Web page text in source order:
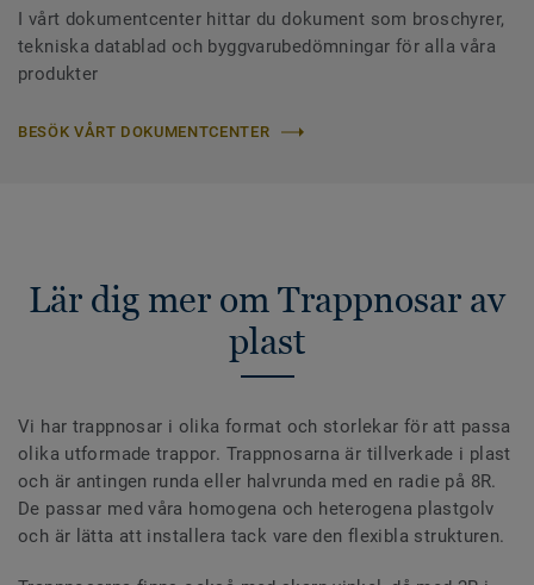
I vårt dokumentcenter hittar du dokument som broschyrer,
tekniska datablad och byggvarubedömningar för alla våra
produkter
BESÖK VÅRT DOKUMENTCENTER
Lär dig mer om Trappnosar av
plast
Vi har trappnosar i olika format och storlekar för att passa
olika utformade trappor. Trappnosarna är tillverkade i plast
och är antingen runda eller halvrunda med en radie på 8R.
De passar med våra homogena och heterogena plastgolv
och är lätta att installera tack vare den flexibla strukturen.